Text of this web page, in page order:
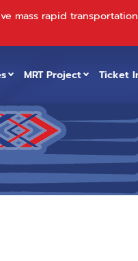
mass rapid
MRT Project Ticket